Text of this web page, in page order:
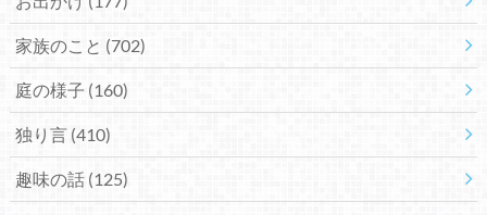
家族のこと (702)
庭の様子 (160)
独り言 (410)
趣味の話 (125)